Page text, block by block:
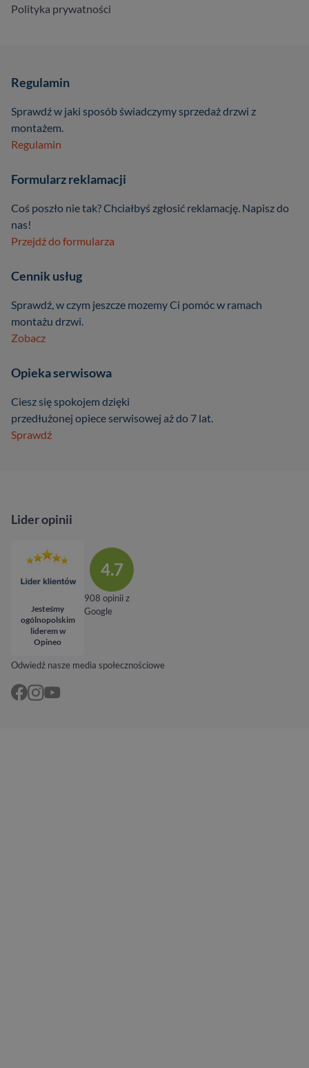
Polityka prywatności
Regulamin
Sprawdź w jaki sposób świadczymy sprzedaż drzwi z
montażem.
Regulamin
Formularz reklamacji
Coś poszło nie tak? Chciałbyś zgłosić reklamację. Napisz do
nas!
Przejdź do formularza
Cennik usług
Sprawdź, w czym jeszcze mozemy Ci pomóc w ramach
montażu drzwi.
Zobacz
Opieka serwisowa
Ciesz się spokojem dzięki
przedłużonej opiece serwisowej aż do 7 lat.
Sprawdź
Odwiedź nasze media społecznościowe
Lider opinii
Jesteśmy
ogólnopolskim
liderem w
Opineo
4.7
908 opinii z
Google